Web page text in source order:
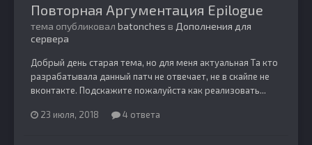
Повторная Аргументация Epilogue
тема опубликовал batonches в Дополнения для
сервера
Добрый день старая тема, но для меня актуальная Та кто
разрабатывала данный патч не отвечает, не в скайпе не
вконтакте. Подскажите пожалуйста как реализовать...
23 июля, 2018 4 ответа